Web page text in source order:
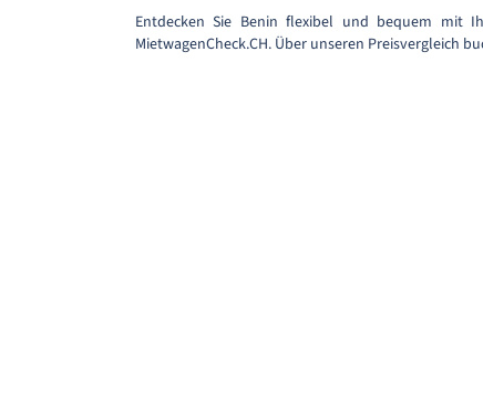
Entdecken Sie Benin flexibel und bequem mit
MietwagenCheck.CH. Über unseren Preisvergleich